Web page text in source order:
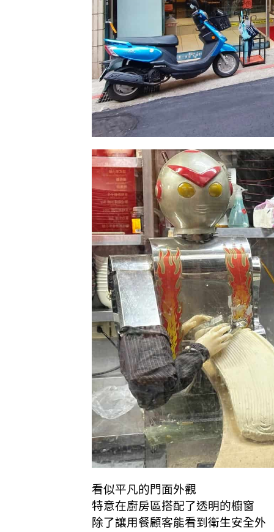
看似平凡的門面外觀
特意在廚房區搭配了透明的櫥窗
除了讓用餐顧客能看到衛生安全外